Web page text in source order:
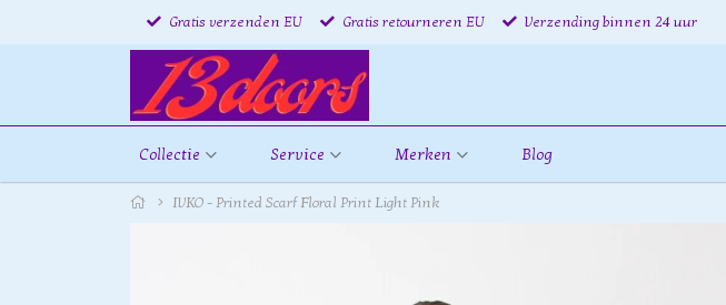
Gratis verzenden EU Gratis retourneren EU Verzending binnen 24 uur
Collectie Service Merken Blog
IVKO - Printed Scarf Floral Print Light Pink